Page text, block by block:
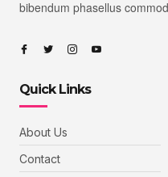
bibendum phasellus
Quick Links
About Us
Contact